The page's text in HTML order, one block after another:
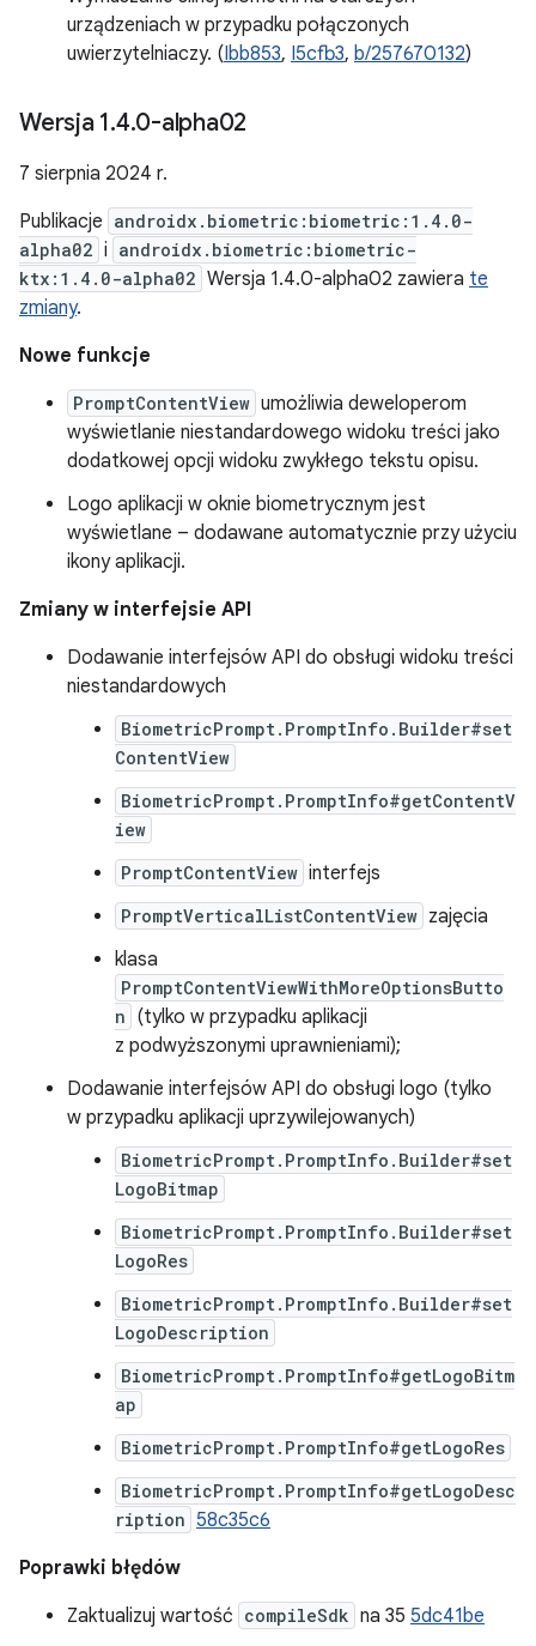
urządzeniach w przypadku połączonych
uwierzytelniaczy. (Ibb853, I5cfb3, b/257670132)
Wersja 1.4.0-alpha02
7 sierpnia 2024 r.
Publikacje androidx.biometric:biometric:1.4.0-
alpha02 i androidx.biometric:biometric-
ktx:1.4.0-alpha02 Wersja 1.4.0-alpha02 zawiera te
zmiany.
Nowe funkcje
PromptContentView umożliwia deweloperom
wyświetlanie niestandardowego widoku treści jako
dodatkowej opcji widoku zwykłego tekstu opisu.
Logo aplikacji w oknie biometrycznym jest
wyświetlane – dodawane automatycznie przy użyciu
ikony aplikacji.
Zmiany w interfejsie API
Dodawanie interfejsów API do obsługi widoku treści
niestandardowych
BiometricPrompt.PromptInfo.Builder#set
ContentView
BiometricPrompt.PromptInfo#getContentV
iew
PromptContentView interfejs
PromptVerticalListContentView zajęcia
klasa
PromptContentViewWithMoreOptionsButto
n (tylko w przypadku aplikacji
z podwyższonymi uprawnieniami);
Dodawanie interfejsów API do obsługi logo (tylko
w przypadku aplikacji uprzywilejowanych)
BiometricPrompt.PromptInfo.Builder#set
LogoBitmap
BiometricPrompt.PromptInfo.Builder#set
LogoRes
BiometricPrompt.PromptInfo.Builder#set
LogoDescription
BiometricPrompt.PromptInfo#getLogoBitm
ap
BiometricPrompt.PromptInfo#getLogoRes
BiometricPrompt.PromptInfo#getLogoDesc
ription 58c35c6
Poprawki błędów
Zaktualizuj wartość compileSdk na 35 5dc41be